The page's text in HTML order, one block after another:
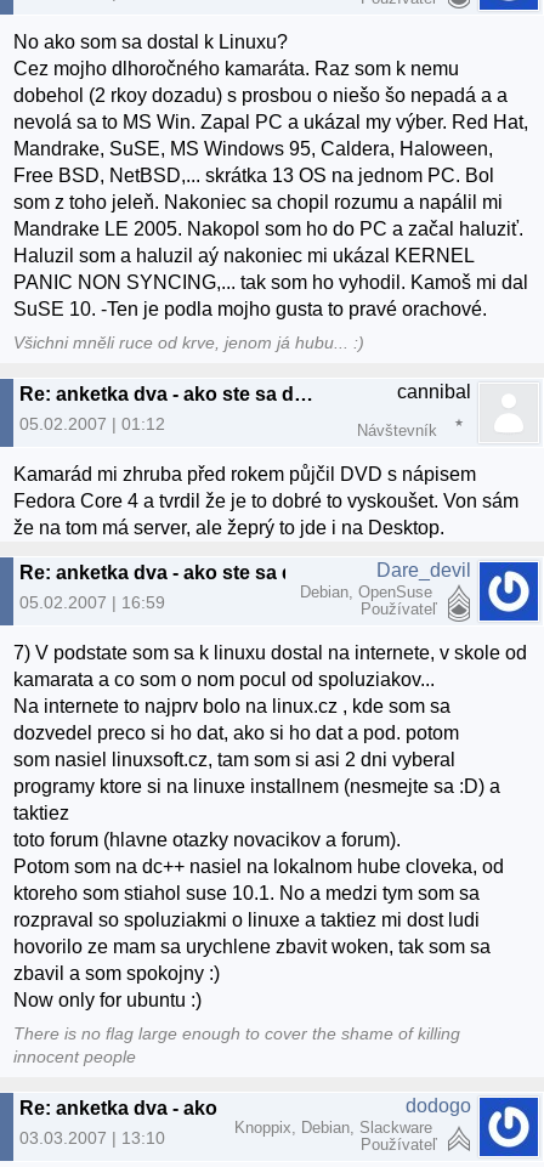
No ako som sa dostal k Linuxu?
Cez mojho dlhoročného kamaráta. Raz som k nemu
dobehol (2 rkoy dozadu) s prosbou o niešo šo nepadá a a
nevolá sa to MS Win. Zapal PC a ukázal my výber. Red Hat,
Mandrake, SuSE, MS Windows 95, Caldera, Haloween,
Free BSD, NetBSD,... skrátka 13 OS na jednom PC. Bol
som z toho jeleň. Nakoniec sa chopil rozumu a napálil mi
Mandrake LE 2005. Nakopol som ho do PC a začal haluziť.
Haluzil som a haluzil aý nakoniec mi ukázal KERNEL
PANIC NON SYNCING,... tak som ho vyhodil. Kamoš mi dal
SuSE 10. -Ten je podla mojho gusta to pravé orachové.
Všichni mněli ruce od krve, jenom já hubu... :)
Re: anketka dva - ako ste sa dostali k linuxu? :)
05.02.2007 | 01:12
cannibal
Návštevník
Kamarád mi zhruba před rokem půjčil DVD s nápisem
Fedora Core 4 a tvrdil že je to dobré to vyskoušet. Von sám
že na tom má server, ale žeprý to jde i na Desktop.
05.02.2007 | 16:59
Dare_devil
Debian, OpenSuse
Používateľ
7) V podstate som sa k linuxu dostal na internete, v skole od
kamarata a co som o nom pocul od spoluziakov...
Na internete to najprv bolo na linux.cz , kde som sa
dozvedel preco si ho dat, ako si ho dat a pod. potom
som nasiel linuxsoft.cz, tam som si asi 2 dni vyberal
programy ktore si na linuxe installnem (nesmejte sa :D) a
taktiez
toto forum (hlavne otazky novacikov a forum).
Potom som na dc++ nasiel na lokalnom hube cloveka, od
ktoreho som stiahol suse 10.1. No a medzi tym som sa
rozpraval so spoluziakmi o linuxe a taktiez mi dost ludi
hovorilo ze mam sa urychlene zbavit woken, tak som sa
zbavil a som spokojny :)
Now only for ubuntu :)
There is no flag large enough to cover the shame of killing
innocent people
03.03.2007 | 13:10
dodogo
Knoppix, Debian, Slackware
Používateľ